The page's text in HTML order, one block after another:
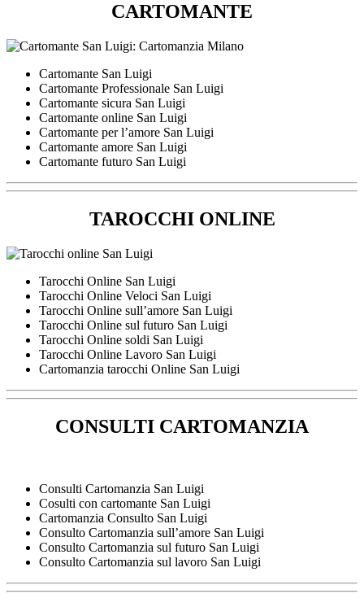
CARTOMANTE
Cartomante San Luigi
Cartomante Professionale San Luigi
Cartomante sicura San Luigi
Cartomante online San Luigi
Cartomante per l’amore San Luigi
Cartomante amore San Luigi
Cartomante futuro San Luigi
TAROCCHI ONLINE
Tarocchi Online San Luigi
Tarocchi Online Veloci San Luigi
Tarocchi Online sull’amore San Luigi
Tarocchi Online sul futuro San Luigi
Tarocchi Online soldi San Luigi
Tarocchi Online Lavoro San Luigi
Cartomanzia tarocchi Online San Luigi
CONSULTI CARTOMANZIA
Consulti Cartomanzia San Luigi
Cosulti con cartomante San Luigi
Cartomanzia Consulto San Luigi
Consulto Cartomanzia sull’amore San Luigi
Consulto Cartomanzia sul futuro San Luigi
Consulto Cartomanzia sul lavoro San Luigi